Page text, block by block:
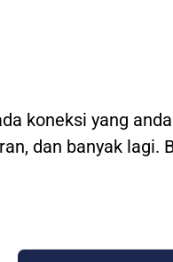
koneksi yang
dan banyak lagi.